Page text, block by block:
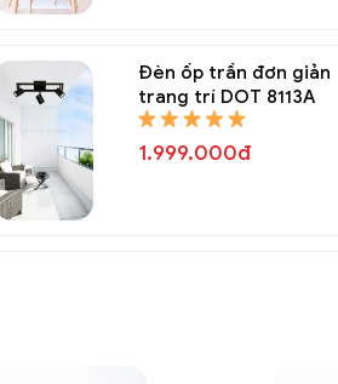
Đèn ốp trần đơn giản
trang trí DOT 8113A
1.999.000đ